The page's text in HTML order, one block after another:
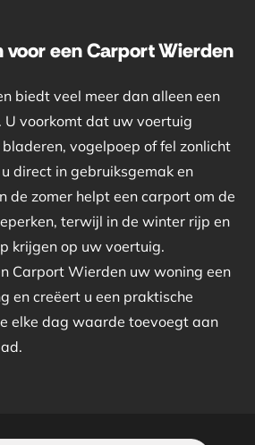
voor een Carport Wierden
biedt veel meer dan alleen een
U voorkomt dat uw voertuig
vogelpoep of fel zonlicht
direct in gebruiksgemak en
de zomer helpt een carport om de
terwijl in de winter rijp en
krijgen op uw voertuig.
Carport Wierden uw woning een
en creëert u een praktische
elke dag waarde toevoegt aan